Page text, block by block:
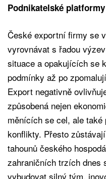
Podnikatelské
České exportní firmy se
vyrovnávat s řadou
situace a opakujících se
podmínky až po
Export negativně
způsobená nejen
měnících se cel, ale
konflikty. Přesto
tahounů českého
zahraničních trzích dnes
vybudovat silný tým,